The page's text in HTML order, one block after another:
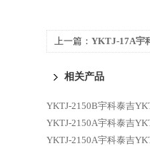
上一篇： YKTJ-17A宇
相关产品
YKTJ-2150B宇科泰吉
YKTJ-2150A宇科泰吉
YKTJ-2150A宇科泰吉